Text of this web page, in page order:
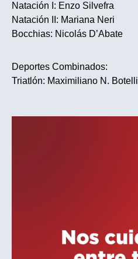
Natación I: Enzo Silvefra
Natación II: Mariana Neri
Bocchias: Nicolás D’Abate
Deportes Combinados:
Triatlón: Maximiliano N. Botelli